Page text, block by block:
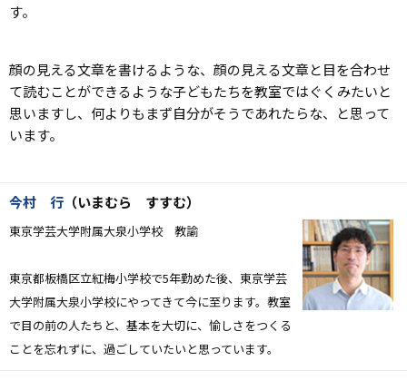
す。
顔の見える文章を書けるような、顔の見える文章と目を合わせ
て読むことができるような子どもたちを教室ではぐくみたいと
思いますし、何よりもまず自分がそうであれたらな、と思って
います。
今村 行 （いまむら すすむ）
東京学芸大学附属大泉小学校 教諭
東京都板橋区立紅梅小学校で5年勤めた後、 東京学芸
大学附属大泉小学校にやってきて今に至ります。 教室
で目の前の人たちと、基本を大切に、 愉しさをつくる
ことを忘れずに、過ごしていたいと思っています。